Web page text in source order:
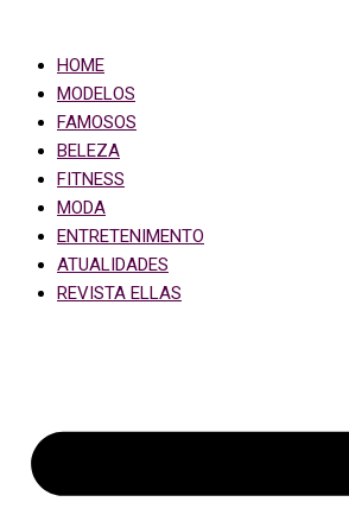
HOME
MODELOS
FAMOSOS
BELEZA
FITNESS
MODA
ENTRETENIMENTO
ATUALIDADES
REVISTA ELLAS